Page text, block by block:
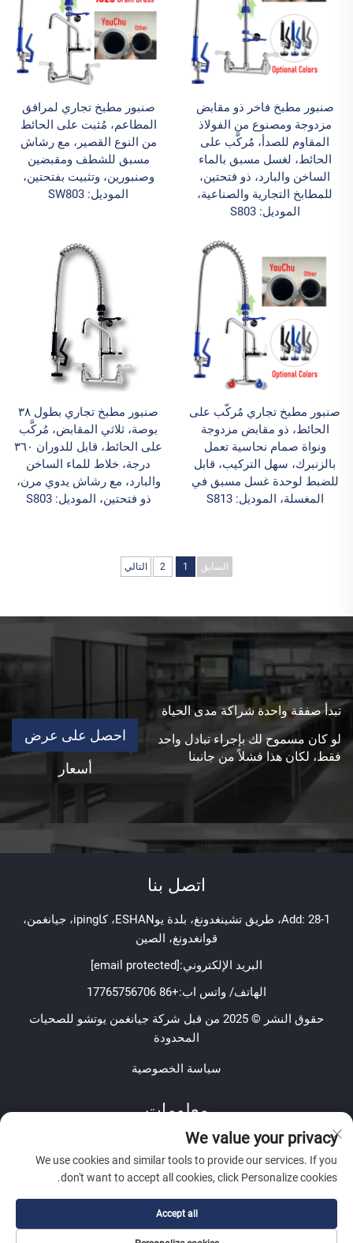
صنبور مطبخ فاخر ذو مقابض
مزدوجة ومصنوع من الفولاذ
المقاوم للصدأ، مُركَّب على
الحائط، لغسل مسبق بالماء
الساخن والبارد، ذو فتحتين،
للمطابخ التجارية والصناعية،
الموديل: S803
صنبور مطبخ تجاري لمرافق
المطاعم، مُثبت على الحائط
من النوع القصير، مع رشاش
مسبق للشطف ومقبضين
وصنبورين، وتثبيت بفتحتين،
الموديل: SW803
صنبور مطبخ تجاري مُركَّب على
الحائط، ذو مقابض مزدوجة
ونواة صمام نحاسية تعمل
بالزنبرك، سهل التركيب، قابل
للضبط لوحدة غسل مسبق في
المغسلة، الموديل: S813
صنبور مطبخ تجاري بطول ٣٨
بوصة، ثلاثي المقابض، مُركَّب
على الحائط، قابل للدوران ٣٦٠
درجة، خلاط للماء الساخن
والبارد، مع رشاش يدوي مرن،
ذو فتحتين، الموديل: S803
السابق 1
2 التالي
تبدأ صفقة واحدة شراكة مدى الحياة
لو كان مسموح لك بإجراء تبادل واحد
فقط، لكان هذا فشلاً من جانبنا
احصل على عرض
أسعار
اتصل بنا
Add: 28-1، طريق تشينغدونغ، بلدة يوESHAN، كاiping، جيانغمن،
قوانغدونغ، الصين
البريد الإلكتروني:
الهاتف/ واتس اب:+86 17765756706
حقوق النشر © 2025 من قبل شركة جيانغمن يوتشو للصحيات
المحدودة
سياسة الخصوصية
معلومات
اشترك لتلقي نشرتنا الإخبارية الأسبوعية
إرسال
We value your privacy
We use cookies and similar tools to provide our services. If you
don't want to accept all cookies, click Personalize cookies.
Accept all